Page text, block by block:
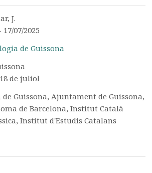
J.
17/07/2025
de Guissona
de juliol
de Guissona, Ajuntament de Guissona,
de Barcelona, Institut Català
Institut d'Estudis Catalans